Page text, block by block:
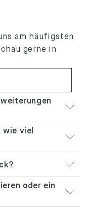
am häufigsten
gerne in
wie viel
oder ein